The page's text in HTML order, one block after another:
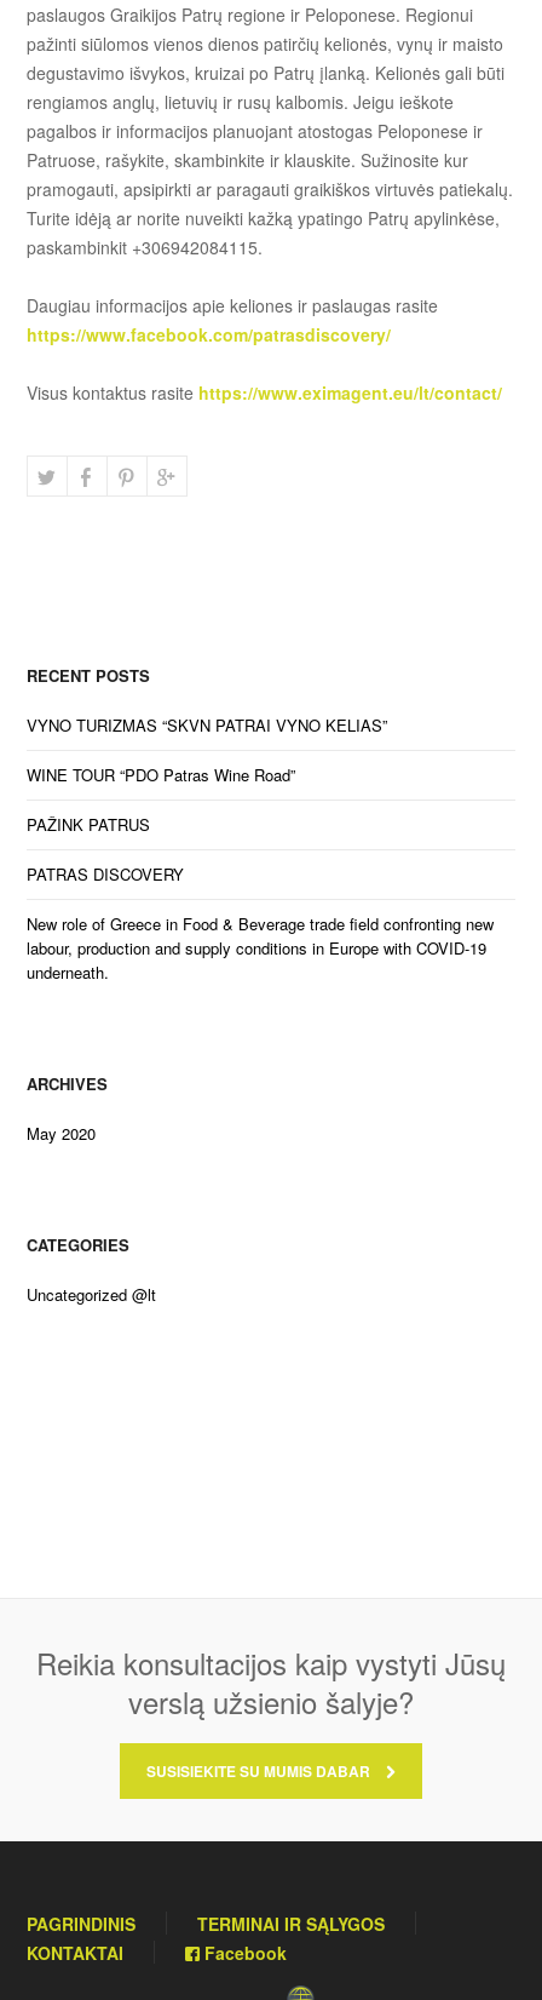
paslaugos Graikijos Patrų regione ir Peloponese. Regionui
pažinti siūlomos vienos dienos patirčių kelionės, vynų ir maisto
degustavimo išvykos, kruizai po Patrų įlanką. Kelionės gali būti
rengiamos anglų, lietuvių ir rusų kalbomis. Jeigu ieškote
pagalbos ir informacijos planuojant atostogas Peloponese ir
Patruose, rašykite, skambinkite ir klauskite. Sužinosite kur
pramogauti, apsipirkti ar paragauti graikiškos virtuvės patiekalų.
Turite idėją ar norite nuveikti kažką ypatingo Patrų apylinkėse,
paskambinkit +306942084115.
Daugiau informacijos apie keliones ir paslaugas rasite
https://www.facebook.com/patrasdiscovery/
Visus kontaktus rasite https://www.eximagent.eu/lt/contact/
RECENT POSTS
VYNO TURIZMAS “SKVN PATRAI VYNO KELIAS”
WINE TOUR “PDO Patras Wine Road”
PAŽINK PATRUS
PATRAS DISCOVERY
New role of Greece in Food & Beverage trade field confronting new
labour, production and supply conditions in Europe with COVID-19
underneath.
ARCHIVES
May 2020
CATEGORIES
Uncategorized @lt
Reikia konsultacijos kaip vystyti Jūsų
verslą užsienio šalyje?
SUSISIEKITE SU MUMIS DABAR
PAGRINDINIS
TERMINAI IR SĄLYGOS
KONTAKTAI
Facebook